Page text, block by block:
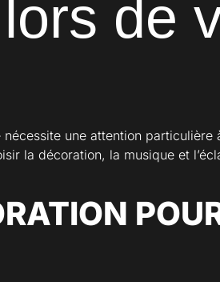
de
une attention
la décoration, la musique et